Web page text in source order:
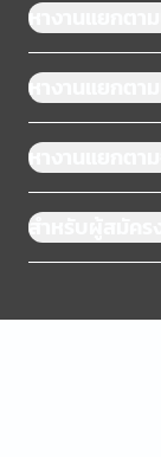
หางานแยกตาม
หางานแยกตาม
หางานแยกตาม
สำหรับผู้สมัครง